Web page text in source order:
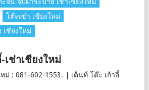
โต๊ะเช่า เชียงใหม่
เชียงใหม่
เช่าเชียงใหม่
ม่ : 081-602-1553. | เต็นท์ โต๊ะ เก้าอี้